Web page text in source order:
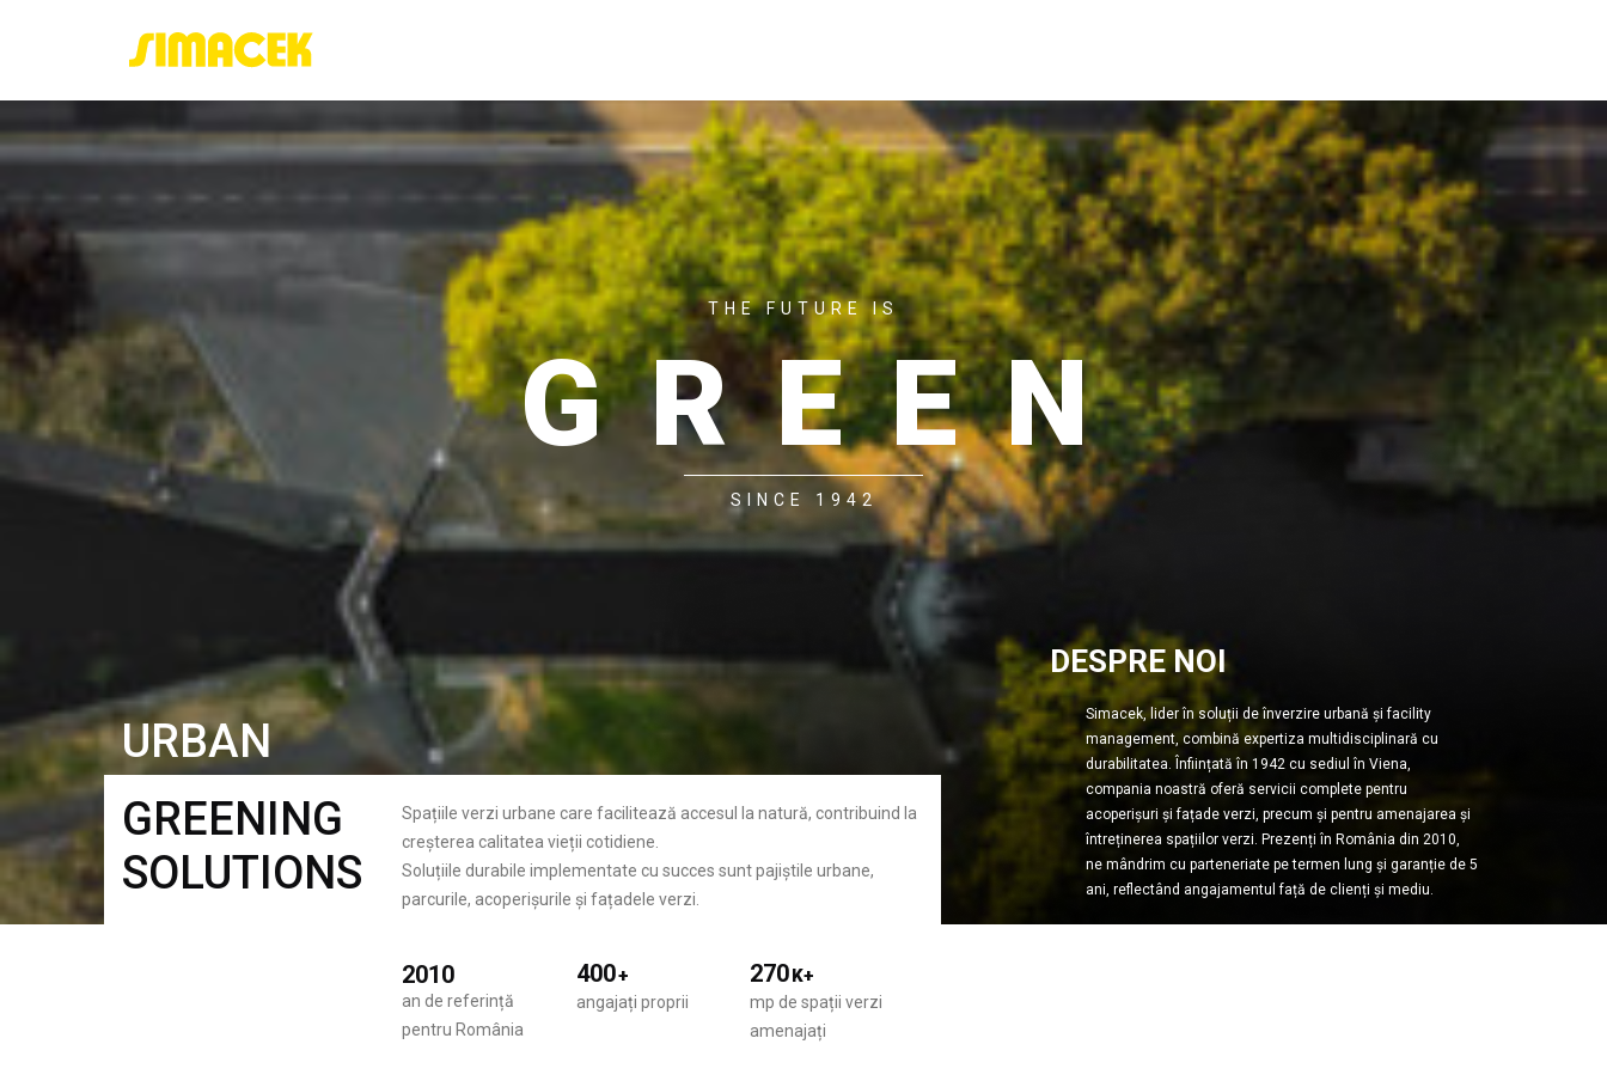
THE FUTURE IS
GREEN
SINCE 1942
DESPRE NOI
Simacek, lider în soluții de înverzire urbană și facility
management, combină expertiza multidisciplinară cu
durabilitatea. Înființată în 1942 cu sediul în Viena,
compania noastră oferă servicii complete pentru
acoperișuri și fațade verzi, precum și pentru amenajarea și
întreținerea spațiilor verzi. Prezenți în România din 2010,
ne mândrim cu parteneriate pe termen lung și garanție de 5
ani, reflectând angajamentul față de clienți și mediu.
URBAN
GREENING
SOLUTIONS
Spațiile verzi urbane care facilitează accesul la natură, contribuind la
creșterea calitatea vieții cotidiene.
Soluțiile durabile implementate cu succes sunt pajiștile urbane,
parcurile, acoperișurile și fațadele verzi.
2010
an de referință
pentru România
400+
angajați proprii
270K+
mp de spații verzi
amenajați